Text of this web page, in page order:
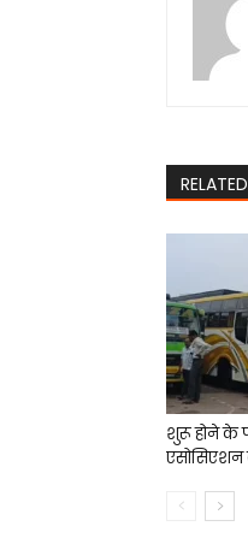
शुरू होने के
एसोसिएशन